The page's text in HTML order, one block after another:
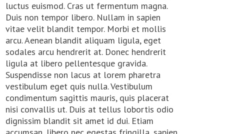
luctus euismod. Cras ut fermentum magna.
Duis non tempor libero. Nullam in sapien
vitae velit blandit tempor. Morbi et mollis
arcu. Aenean blandit aliquam ligula, eget
sodales arcu hendrerit at. Donec hendrerit
ligula at libero pellentesque gravida.
Suspendisse non lacus at lorem pharetra
vestibulum eget quis nulla. Vestibulum
condimentum sagittis mauris, quis placerat
nisi convallis ut. Duis at tellus lobortis odio
dignissim blandit sit amet id dui. Etiam